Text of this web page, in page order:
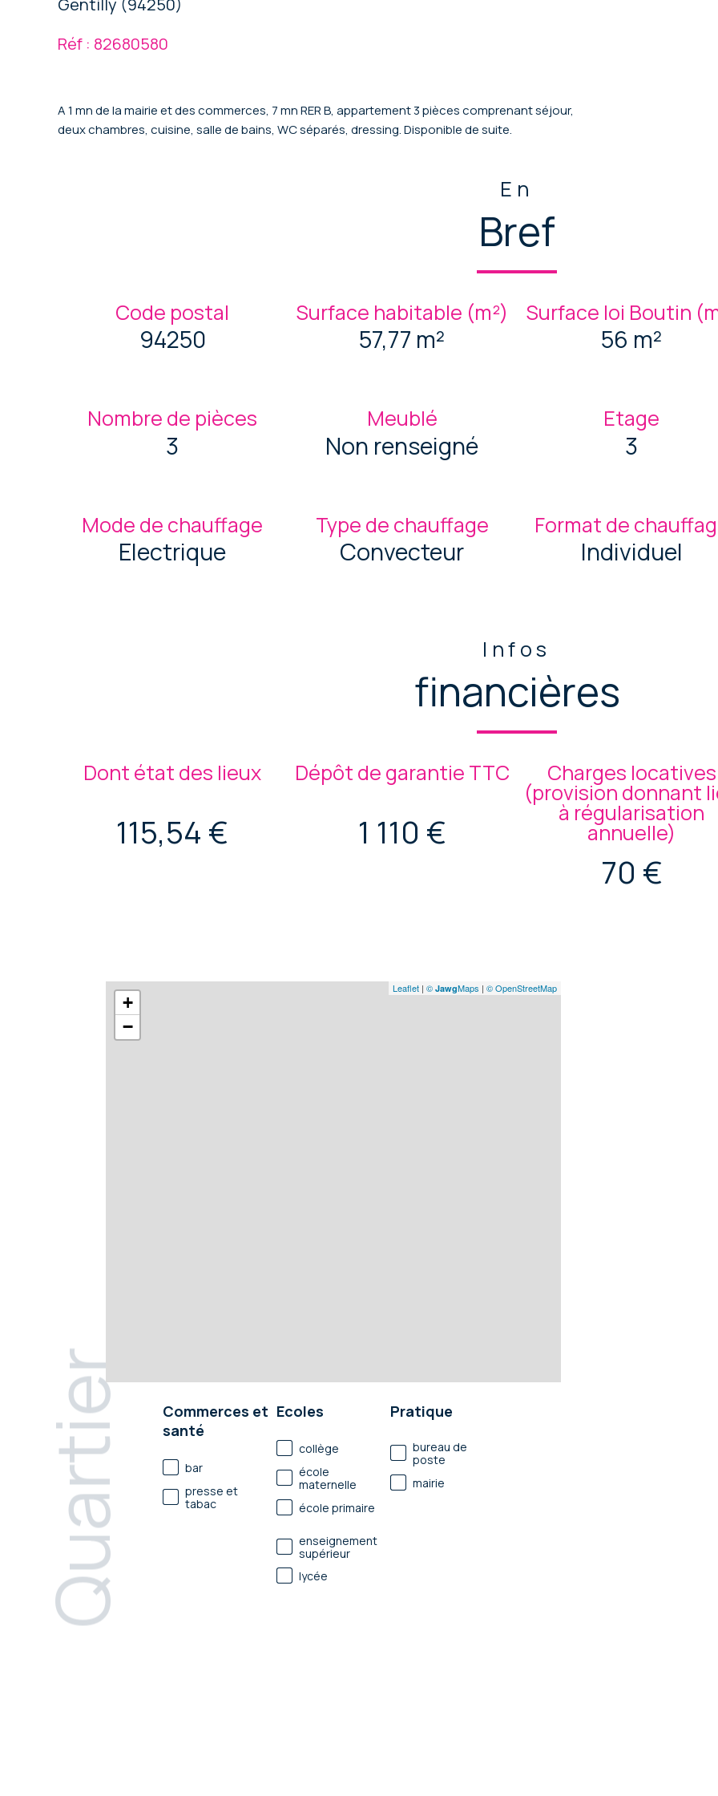
Gentilly (94250)
Réf : 82680580
A 1 mn de la mairie et des commerces, 7 mn RER B, appartement 3 pièces comprenant séjour,
deux chambres, cuisine, salle de bains, WC séparés, dressing. Disponible de suite.
En
Bref
Code postal
94250
Surface habitable (m²)
57,77 m²
Surface loi Boutin
56 m²
Nombre de pièces
3
Meublé
Non renseigné
Etage
3
Mode de chauffage
Electrique
Type de chauffage
Convecteur
Format de
Individuel
Infos
financières
Dont état des lieux
115,54 €
Dépôt de garantie TTC
1 110 €
Charges locatives
(provision donnant
à régularisation
annuelle)
70 €
Quartier
+
−
Leaflet| © JawgMaps | © OpenStreetMap
Commerces et
santé
bar
presse et
tabac
Ecoles
collège
école
maternelle
école primaire
enseignement
supérieur
lycée
Pratique
bureau de
poste
mairie